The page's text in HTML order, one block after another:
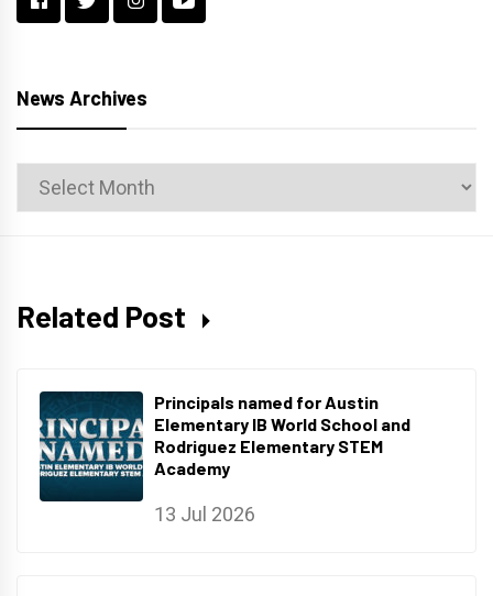
News Archives
News
Archives
Related Post
Principals named for Austin
Elementary IB World School and
Rodriguez Elementary STEM
Academy
13 Jul 2026